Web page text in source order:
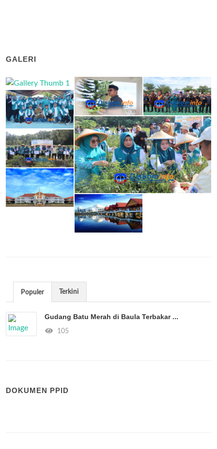
GALERI
Populer Terkini
Gudang Batu Merah di Baula Terbakar ...
105
DOKUMEN PPID